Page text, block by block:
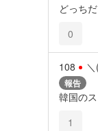
どっち
0
108
報告
韓国の
1